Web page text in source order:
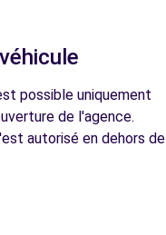
possible uniquement
de l'agence.
autorisé en dehors de